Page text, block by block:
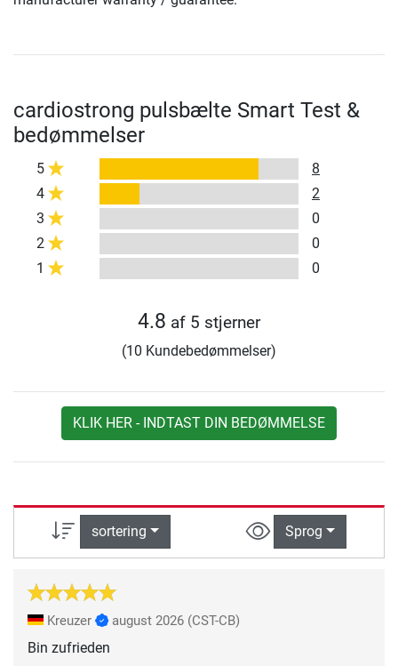
cardiostrong pulsbælte Smart Test &
bedømmelser
5
8
4
2
3
0
2
0
1
0
4.8 af 5 stjerner
(10 Kundebedømmelser)
KLIK HER - INDTAST DIN BEDØMMELSE
sortering Sprog
Kreuzer august 2026 (CST-CB)
Bin zufrieden